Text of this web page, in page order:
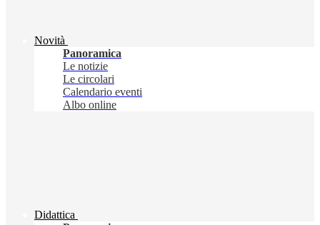
Novità
Panoramica
Le notizie
Le circolari
Calendario eventi
Albo online
Didattica